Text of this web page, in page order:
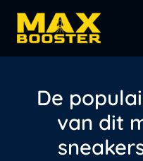
inhoud
De
van dit
Z
o